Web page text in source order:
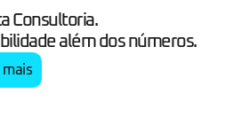
Consultoria.
além dos números.
mais